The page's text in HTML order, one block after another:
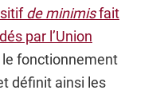
de minimisfait
par l’Union
fonctionnement
définit ainsi les